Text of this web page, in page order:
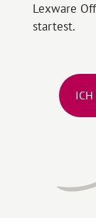
Lexware
startest.